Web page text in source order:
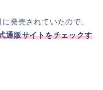
発売されていたので、
通販サイトをチェックす